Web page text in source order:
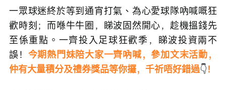
一眾球迷終於等到通宵打氣、為心愛球隊吶喊嘅狂
歡時刻；而喺牛牛圈，睇波固然開心，趁機搵錢先
至係重點。一齊投入足球狂歡季，睇波投資兩不
誤！ 今期熱門妹陪大家一齊吶喊，參加文末活動，
仲有大量積分及禮券獎品等你攞，千祈唔好錯過👇！